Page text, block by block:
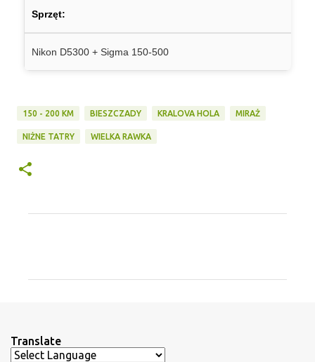
Sprzęt:
Nikon D5300 + Sigma 150-500
150 - 200 KM BIESZCZADY KRALOVA HOLA MIRAŻ
NIŻNE TATRY WIELKA RAWKA
a
Translate